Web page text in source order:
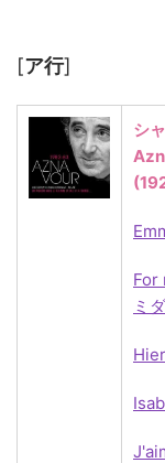
[ア行]
シ
For
ミ